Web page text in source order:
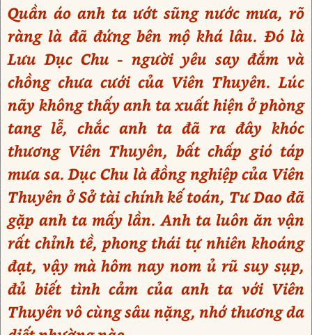
Quần áo anh ta ướt sũng nước mưa, rõ
ràng là đã đứng bên mộ khá lâu. Đó là
Lưu Dục Chu - người yêu say đắm và
chồng chưa cưới của Viên Thuyên. Lúc
nãy không thấy anh ta xuất hiện ở phòng
tang lễ, chắc anh ta đã ra đây khóc
thương Viên Thuyên, bất chấp gió táp
mưa sa. Dục Chu là đồng nghiệp của Viên
Thuyên ở Sở tài chính kế toán, Tư Dao đã
gặp anh ta mấy lần. Anh ta luôn ăn vận
rất chỉnh tề, phong thái tự nhiên khoáng
đạt, vậy mà hôm nay nom ủ rũ suy sụp,
đủ biết tình cảm của anh ta với Viên
Thuyên vô cùng sâu nặng, nhớ thương da